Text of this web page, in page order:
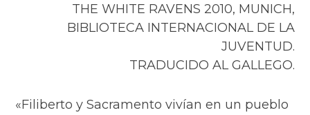
THE WHITE RAVENS 2010, MUNICH,
BIBLIOTECA INTERNACIONAL DE LA
JUVENTUD.
TRADUCIDO AL GALLEGO.
«Filiberto y Sacramento vivían en un pueblo